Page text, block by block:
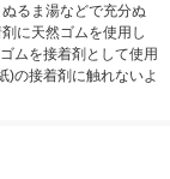
るま湯などで充分ぬ
に天然ゴムを使用し
ムを接着剤として使用
)の接着剤に触れないよ